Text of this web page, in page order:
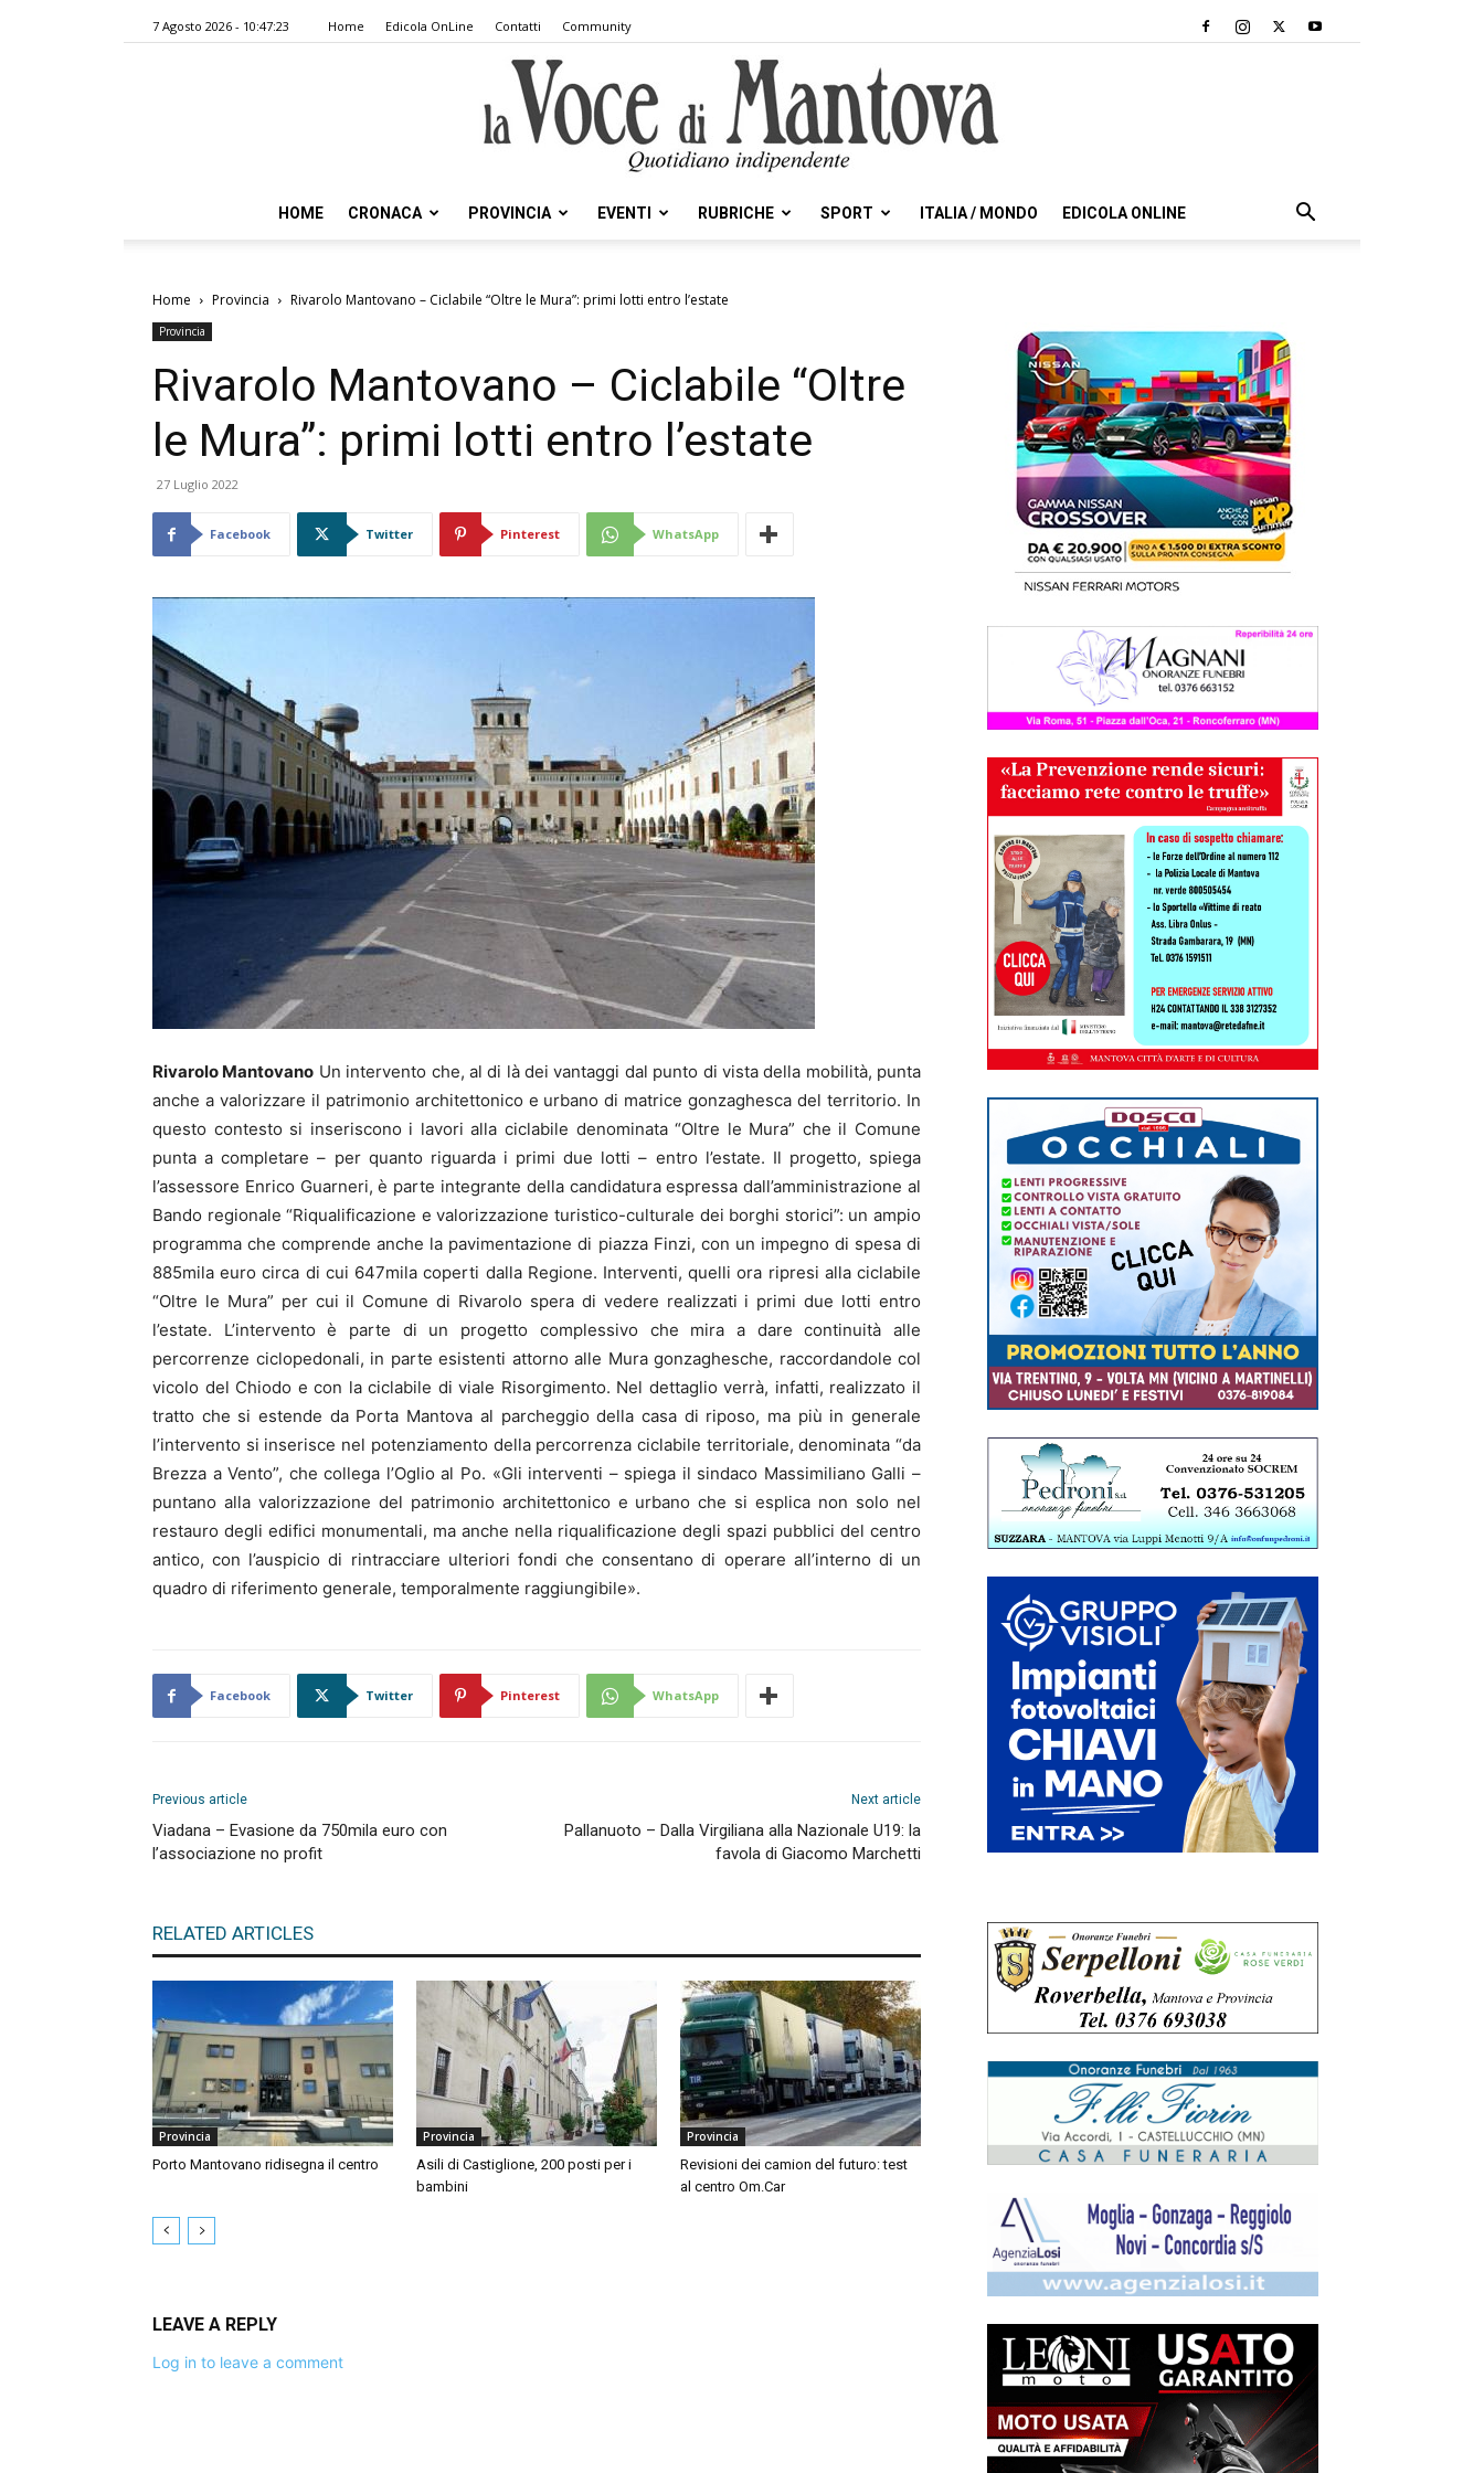
7 Agosto 2026 - 10:47:23 Home Edicola OnLine Contatti Community
Voce
Mantova
HOME CRONACA PROVINCIA EVENTI RUBRICHE SPORT ITALIA / MONDO EDICOLA ONLINE
Home Provincia Rivarolo Mantovano – Ciclabile “Oltre le Mura”: primi lotti entro l’estate
Provincia
Rivarolo Mantovano – Ciclabile “Oltre
le Mura”: primi lotti entro l’estate
27 Luglio 2022
Facebook Twitter Pinterest WhatsApp
Rivarolo Mantovano Un intervento che, al di là dei vantaggi dal punto di vista della mobilità, punta
anche a valorizzare il patrimonio architettonico e urbano di matrice gonzaghesca del territorio. In
questo contesto si inseriscono i lavori alla ciclabile denominata “Oltre le Mura” che il Comune
punta a completare – per quanto riguarda i primi due lotti – entro l’estate. Il progetto, spiega
l’assessore Enrico Guarneri, è parte integrante della candidatura espressa dall’amministrazione al
Bando regionale “Riqualificazione e valorizzazione turistico-culturale dei borghi storici”: un ampio
programma che comprende anche la pavimentazione di piazza Finzi, con un impegno di spesa di
885mila euro circa di cui 647mila coperti dalla Regione. Interventi, quelli ora ripresi alla ciclabile
“Oltre le Mura” per cui il Comune di Rivarolo spera di vedere realizzati i primi due lotti entro
l’estate. L’intervento è parte di un progetto complessivo che mira a dare continuità alle
percorrenze ciclopedonali, in parte esistenti attorno alle Mura gonzaghesche, raccordandole col
vicolo del Chiodo e con la ciclabile di viale Risorgimento. Nel dettaglio verrà, infatti, realizzato il
tratto che si estende da Porta Mantova al parcheggio della casa di riposo, ma più in generale
l’intervento si inserisce nel potenziamento della percorrenza ciclabile territoriale, denominata “da
Brezza a Vento”, che collega l’Oglio al Po. «Gli interventi – spiega il sindaco Massimiliano Galli –
puntano alla valorizzazione del patrimonio architettonico e urbano che si esplica non solo nel
restauro degli edifici monumentali, ma anche nella riqualificazione degli spazi pubblici del centro
antico, con l’auspicio di rintracciare ulteriori fondi che consentano di operare all’interno di un
quadro di riferimento generale, temporalmente raggiungibile».
Facebook Twitter Pinterest WhatsApp
Previous article
Viadana – Evasione da 750mila euro con
l’associazione no profit
Next article
Pallanuoto – Dalla Virgiliana alla Nazionale U19: la
favola di Giacomo Marchetti
RELATED ARTICLES
Provincia
Porto Mantovano ridisegna il centro
Provincia
Asili di Castiglione, 200 posti per i
bambini
Provincia
Revisioni dei camion del futuro: test
al centro Om.Car
LEAVE A REPLY
Log in to leave a comment